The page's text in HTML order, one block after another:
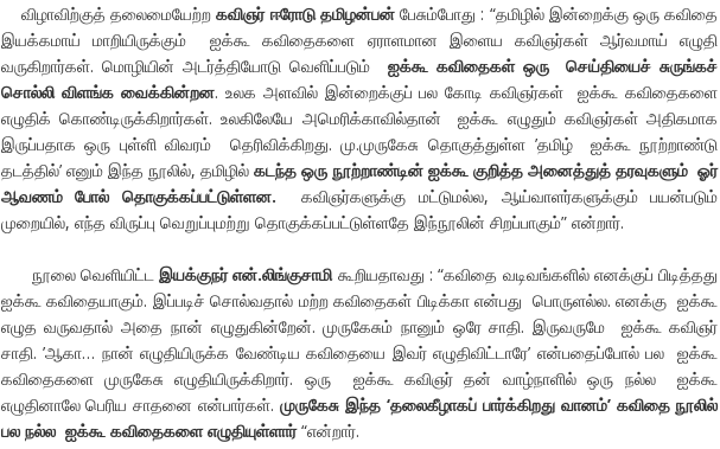
விழாவிற்குத் தலைமையேற்றகவிஞர் ஈரோடு தமிழன்பன்பேசும்போது : “தமிழில் இன்றைக்கு ஒரு கவிதை
இயக்கமாய் மாறியிருக்கும் ஐக்கூ கவிதைகளை ஏராளமான இளைய கவிஞர்கள் ஆர்வமாய் எழுதி
வருகிறார்கள். மொழியின் அடர்த்தியோடு வெளிப்படும் ஐக்கூ கவிதைகள் ஒரு செய்தியைச் சுருங்கச்
சொல்லி விளங்க வைக்கின்றன. உலக அளவில் இன்றைக்குப் பல கோடி கவிஞர்கள் ஐக்கூ கவிதைகளை
எழுதிக் கொண்டிருக்கிறார்கள். உலகிலேயே அமெரிக்காவில்தான் ஐக்கூ எழுதும் கவிஞர்கள் அதிகமாக
இருப்பதாக ஒரு புள்ளி விவரம் தெரிவிக்கிறது. மு.முருகேசு தொகுத்துள்ள ’தமிழ் ஐக்கூ நூற்றாண்டு
தடத்தில்’ எனும் இந்த நூலில், தமிழில் கடந்த ஒரு நூற்றாண்டின் ஐக்கூ குறித்த அனைத்துத் தரவுகளும் ஓர்
ஆவணம் போல் தொகுக்கப்பட்டுள்ளன.
கவிஞர்களுக்கு மட்டுமல்ல, ஆய்வாளர்களுக்கும் பயன்படும்
முறையில், எந்த விருப்பு வெறுப்புமற்று தொகுக்கப்பட்டுள்ளதே இந்நூலின் சிறப்பாகும்” என்றார்.
நூலை வெளியிட்டஇயக்குநர் என்.லிங்குசாமிகூறியதாவது : “கவிதை வடிவங்களில் எனக்குப் பிடித்தது
ஐக்கூ கவிதையாகும். இப்படிச் சொல்வதால் மற்ற கவிதைகள் பிடிக்கா என்பது பொருளல்ல. எனக்கு ஐக்கூ
எழுத வருவதால் அதை நான் எழுதுகின்றேன். முருகேசும் நானும் ஒரே சாதி. இருவருமே ஐக்கூ கவிஞர்
சாதி. ’ஆகா… நான் எழுதியிருக்க வேண்டிய கவிதையை இவர் எழுதிவிட்டாரே’ என்பதைப்போல் பல ஐக்கூ
கவிதைகளை முருகேசு எழுதியிருக்கிறார். ஒரு ஐக்கூ கவிஞர் தன் வாழ்நாளில் ஒரு நல்ல ஐக்கூ
எழுதினாலே பெரிய சாதனை என்பார்கள்.முருகேசு இந்த ‘தலைகீழாகப் பார்க்கிறது வானம்’ கவிதை நூலில்
பல நல்ல ஐக்கூ கவிதைகளை எழுதியுள்ளார்“என்றார்.